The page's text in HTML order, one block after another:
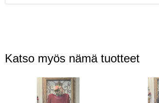
Katso myös nämä tuotteet